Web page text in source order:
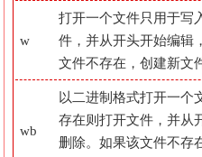
w
打开一个文件只用于写
件，并从开头开始编辑
文件不存在，创建新文
wb
以二进制格式打开一个
存在则打开文件，并从
删除。如果该文件不存